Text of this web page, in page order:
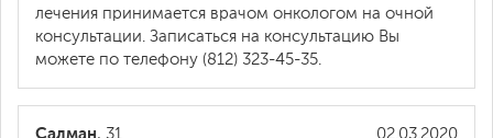
лечения принимается врачом онкологом на очной
консультации. Записаться на консультацию Вы
можете по телефону (812) 323-45-35.
02.03.2020
Салман, 31